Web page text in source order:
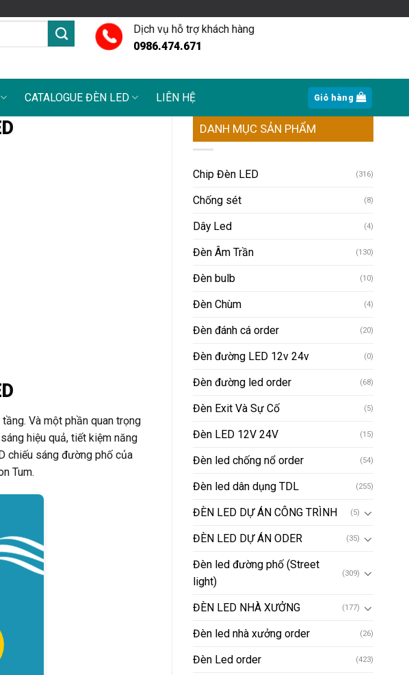
Dịch vụ hỗ trợ khách hàng
0986.474.671
CATALOGUE ĐÈN LED LIÊN HỆ Giỏ hàng
Và một phần quan trọng
hiệu quả, tiết kiệm năng
chiếu sáng đường phố của
Tum.
DANH MỤC SẢN PHẨM
Chip Đèn LED (316)
Chống sét (8)
Dây Led (4)
Đèn Âm Trần (130)
Đèn bulb (10)
Đèn Chùm (4)
Đèn đánh cá order (20)
Đèn đường LED 12v 24v (0)
Đèn đường led order (68)
Đèn Exit Và Sự Cố (5)
Đèn LED 12V 24V (15)
Đèn led chống nổ order (54)
Đèn led dân dụng TDL (255)
ĐÈN LED DỰ ÁN CÔNG TRÌNH (5)
ĐÈN LED DỰ ÁN ODER (35)
Đèn led đường phố (Street
light)
(309)
ĐÈN LED NHÀ XƯỞNG (177)
Đèn led nhà xưởng order (26)
Đèn Led order (423)